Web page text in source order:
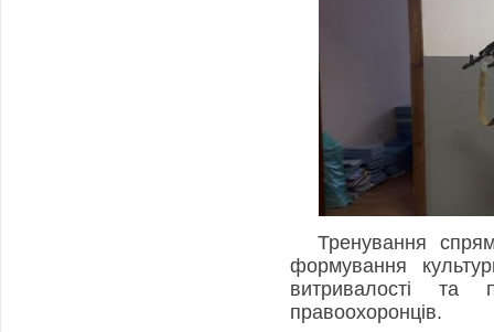
Тренування
формування
витривалості та
правоохоронців.